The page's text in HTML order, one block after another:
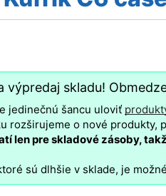
výpredaj skladu!
jedinečnú šancu uloviť
rozširujeme o nové
len pre skladové zásoby,
sú dlhšie v sklade, je